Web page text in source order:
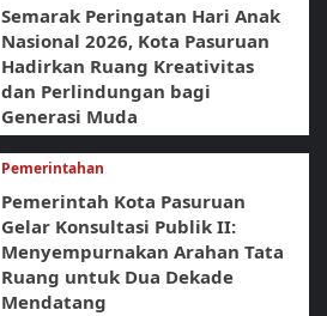
Semarak Peringatan Hari Anak
Nasional 2026, Kota Pasuruan
Hadirkan Ruang Kreativitas
dan Perlindungan bagi
Generasi Muda
Pemerintahan
Pemerintah Kota Pasuruan
Gelar Konsultasi Publik II:
Menyempurnakan Arahan Tata
Ruang untuk Dua Dekade
Mendatang